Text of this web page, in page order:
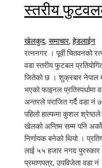
स्तरीय
खेलकुद,समाचार,हेडलाईन
रत्ननगर । पूर्वी चितवनकाे
वडा स्तरीय फुटबल
जितेकाे छ । शुक्रबार नेपाल
भएकाे फाइनल
अन्तरले पराजित गर्दै वडा नं
पहिलो हाल्फमा कुशल
खेलको अन्तिम सम्म पनि
निर्णायक बनेको थियो ।
लाई ५५ हजार नगद
प्रमाणपत्र, उपविजेता वडा